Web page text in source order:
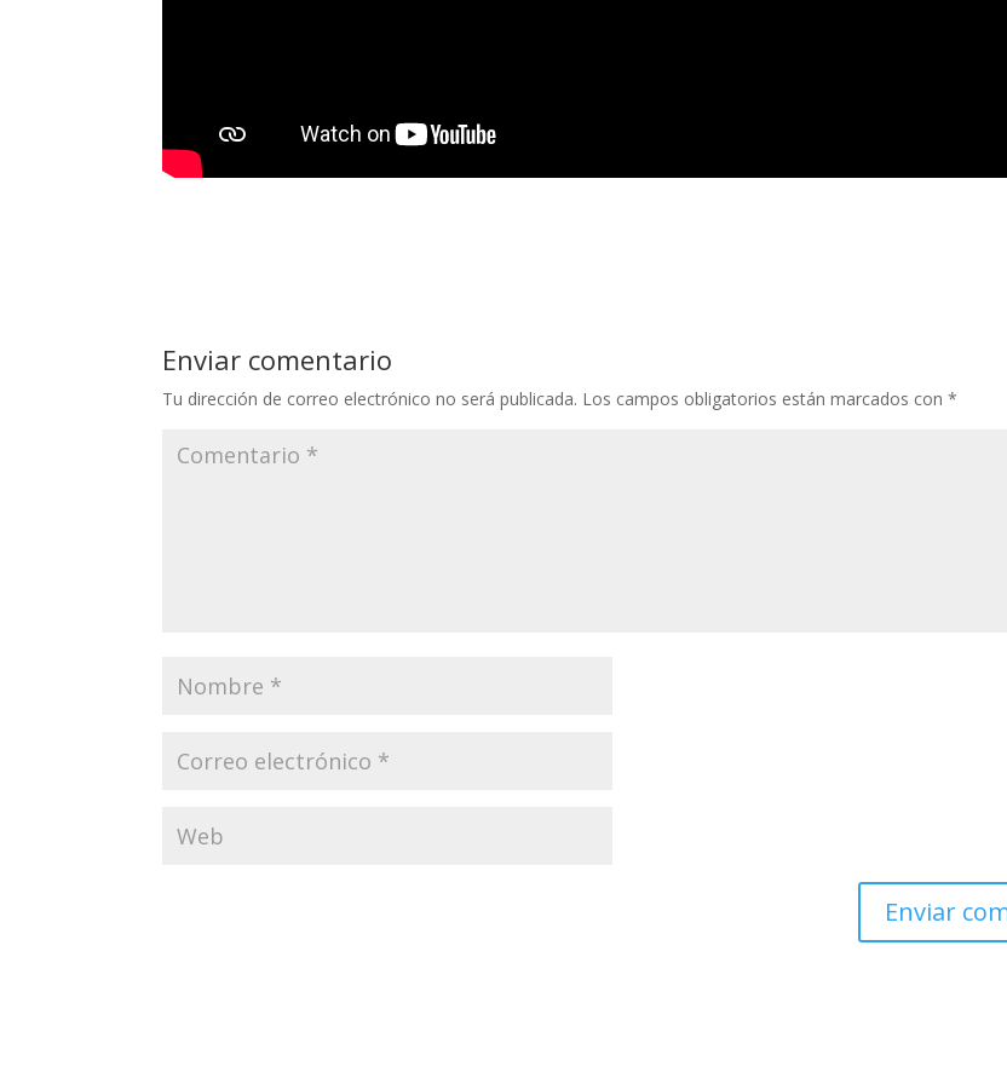
Enviar comentario
Tu dirección de correo electrónico no será publicada. Los campos obligatorios están marcados con*